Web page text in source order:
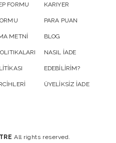
FORMU
METNİ
KARIYER
PARA PUAN
BLOG
NASIL İADE
EDEBİLİRİM?
ÜYELİKSİZ İADE
All rights reserved.